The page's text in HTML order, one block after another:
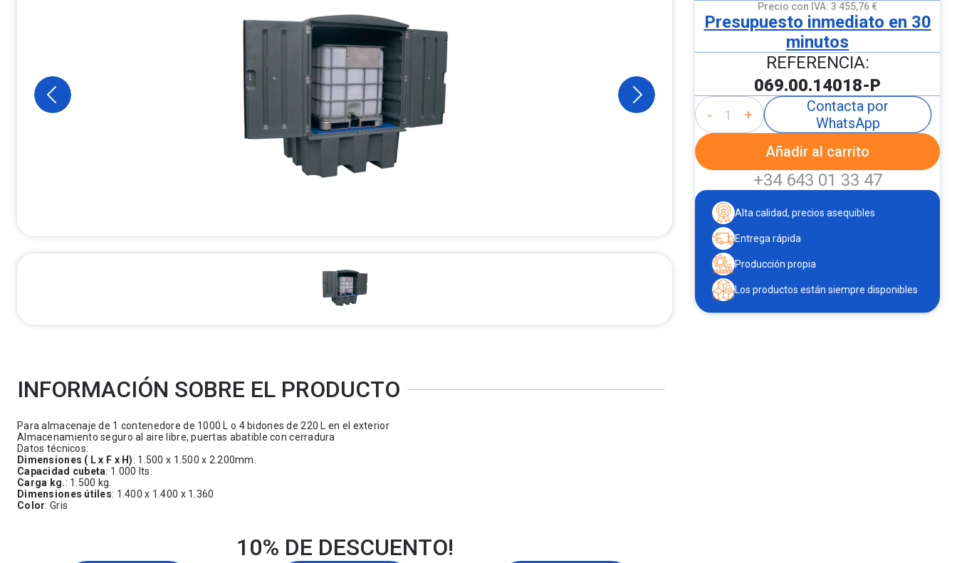
INFORMACIÓN SOBRE EL PRODUCTO
Para almacenaje de 1 contenedore de 1000 L o 4 bidones de 220 L en el exterior
Almacenamiento seguro al aire libre, puertas abatible con cerradura
Datos técnicos:
Dimensiones ( L x F x H): 1.500 x 1.500 x 2.200mm.
Capacidad cubeta: 1.000 lts.
Carga kg.: 1.500 kg.
Dimensiones útiles: 1.400 x 1.400 x 1.360
Color: Gris
10% DE DESCUENTO!
Precio con IVA: 3 455,76 €
Presupuesto inmediato en 30
minutos
REFERENCIA:
069.00.14018-P
- +
Contacta por
WhatsApp
Añadir al carrito
+34 643 01 33 47
Alta calidad, precios asequibles
Entrega rápida
Producción propia
Los productos están siempre disponibles